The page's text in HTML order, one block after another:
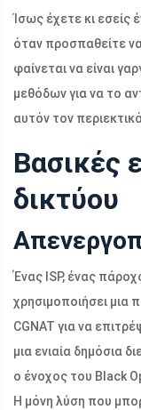
Ίσως έχετε κι εσείς
όταν προσπαθείτε
φαίνεται να είναι
μεθόδων για να το
αυτόν τον
Βασικές
δικτύου
Ένας ISP, ένας
χρησιμοποιήσει μια
CGNAT για να
μια ενιαία δημόσια
ο ένοχος του Black
Η μόνη λύση που